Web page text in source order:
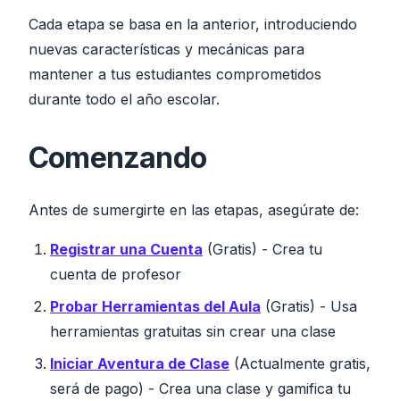
Cada etapa se basa en la anterior, introduciendo
nuevas características y mecánicas para
mantener a tus estudiantes comprometidos
durante todo el año escolar.
Comenzando
Antes de sumergirte en las etapas, asegúrate de:
Registrar una Cuenta (Gratis) - Crea tu
cuenta de profesor
Probar Herramientas del Aula (Gratis) - Usa
herramientas gratuitas sin crear una clase
Iniciar Aventura de Clase (Actualmente gratis,
será de pago) - Crea una clase y gamifica tu